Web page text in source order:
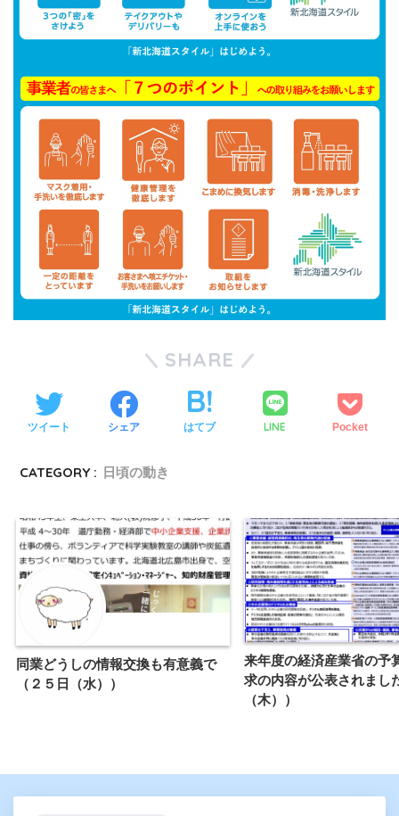
SHARE
ツイート シェア はてブ LINE Pocket
CATEGORY : 日頃の動き
同業どうしの情報交換も有意義で
（２５日（水））
来年度の経済産業省の予
求の内容が公表されまし
（木））